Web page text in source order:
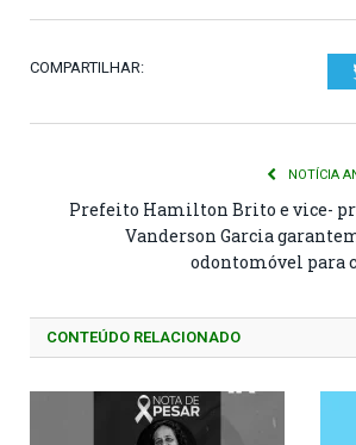
COMPARTILHAR:
NOTÍCIA
Prefeito Hamilton Brito e vice-
Vanderson Garcia
odontomóvel para
CONTEÚDO RELACIONADO